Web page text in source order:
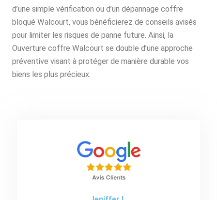
d’une simple vérification ou d’un dépannage coffre
bloqué Walcourt, vous bénéficierez de conseils avisés
pour limiter les risques de panne future. Ainsi, la
Ouverture coffre Walcourt se double d’une approche
préventive visant à protéger de manière durable vos
biens les plus précieux.